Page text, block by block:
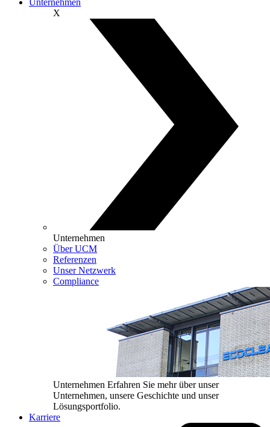
Unternehmen
X
Unternehmen
Über UCM
Referenzen
Unser Netzwerk
Compliance
Unternehmen Erfahren Sie mehr über unser
Unternehmen, unsere Geschichte und unser
Lösungsportfolio.
Karriere